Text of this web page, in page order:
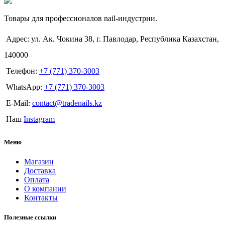
Товары для профессионалов nail-индустрии.
Адрес: ул. Ак. Чокина 38, г. Павлодар, Республика Казахстан,
140000
Телефон: +7 (771) 370-3003
WhatsApp: +7 (771) 370-3003
E-Mail: contact@tradenails.kz
Наш Instagram
Меню
Магазин
Доставка
Оплата
О компании
Контакты
Полезные ссылки